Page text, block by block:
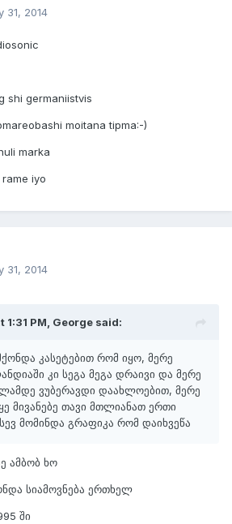
31, 2014
shi germaniistvis
moitana tipma:-)
marka
iyo
31, 2014
1:31 PM, George said:
კასეტებით რომ იყო, მერე
კი სეგა მეგა დრაივი და მერე
ვუბერავდი დაახლოებით, მერე
მივანებე თავი მთლიანათ ერთი
მომინდა გრაფიკა რომ დაიხვეწა
ამბობ ხო
სიამოვნება ერთხელ
ში